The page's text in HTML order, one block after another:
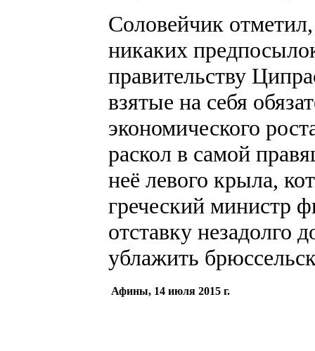
Соловейчик
никаких
правительству
взятые на себя
экономического
раскол в самой
неё левого крыла,
греческий министр
отставку незадолго
ублажить
Афины, 14 июля 2015 г.